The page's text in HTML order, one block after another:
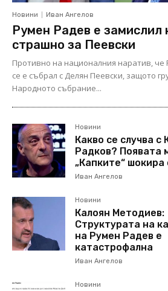
Новини Иван Ангелов
Румен Радев е замислил
страшно за Пеевски
Противно на националния наратив, че
се е събрал с Делян Пеевски, защото
Народното събрание...
Новини
Какво се случва с
Радков? Появата
„Капките“
Иван Ангелов
Новини
Калоян Методиев:
Структурата на
на Румен Радев е
катастрофална
Иван Ангелов
Новини